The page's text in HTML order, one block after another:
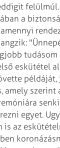
felülmúl.
a
tudásom
eskütétel
amely
egyet.
is az